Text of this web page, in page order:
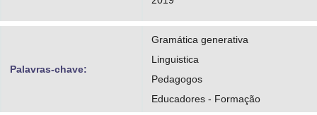
Palavras-chave:
Gramática generativa
Linguistica
Pedagogos
Educadores - Formação